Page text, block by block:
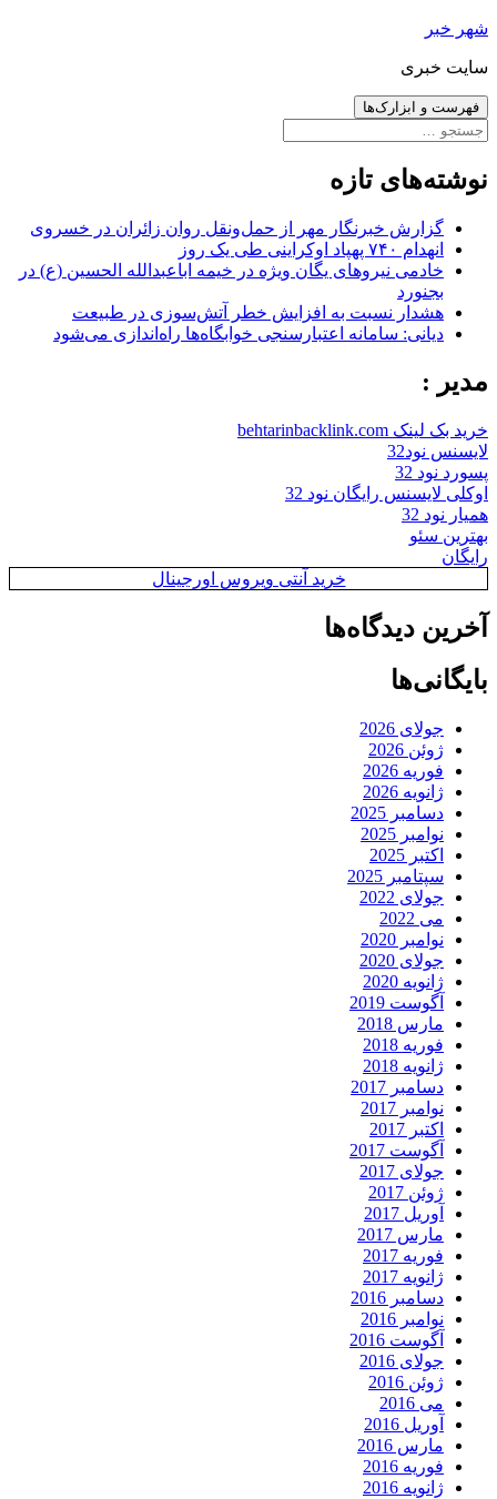
رفتن
نوشته‌ها
شهر خبر
سایت خبری
فهرست و ابزارک‌ها
جستجو
نوشته‌های تازه
گزارش خبرنگار مهر از حمل‌ونقل روان زائران در خسروی
انهدام ۷۴۰ پهپاد اوکراینی طی یک روز
خادمی نیروهای یگان ویژه در خیمه اباعبدالله الحسین (ع) در
بجنورد
هشدار نسبت به افزایش خطر آتش‌سوزی در طبیعت
دیانی: سامانه اعتبارسنجی خوابگاه‌ها راه‌اندازی می‌شود
مدیر :
خرید بک لینک behtarinbacklink.com
لایسنس نود32
پسورد نود 32
اوکلی لایسنس رایگان نود 32
همیار نود 32
بهترین سئو
رایگان
خرید آنتی ویروس اورجینال
آخرین دیدگاه‌ها
بایگانی‌ها
جولای 2026
ژوئن 2026
فوریه 2026
ژانویه 2026
دسامبر 2025
نوامبر 2025
اکتبر 2025
سپتامبر 2025
جولای 2022
می 2022
نوامبر 2020
جولای 2020
ژانویه 2020
آگوست 2019
مارس 2018
فوریه 2018
ژانویه 2018
دسامبر 2017
نوامبر 2017
اکتبر 2017
آگوست 2017
جولای 2017
ژوئن 2017
آوریل 2017
مارس 2017
فوریه 2017
ژانویه 2017
دسامبر 2016
نوامبر 2016
آگوست 2016
جولای 2016
ژوئن 2016
می 2016
آوریل 2016
مارس 2016
فوریه 2016
ژانویه 2016